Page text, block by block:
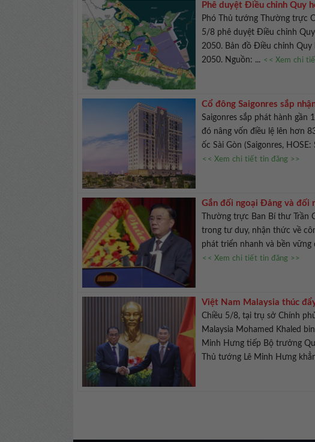
Phê duyệt Điều chỉnh Quy
Phó Thủ tướng Thường trực
5/8 phê duyệt Điều chỉnh
2050. Bản đồ Điều chỉnh Quy
2050. Nguồn: ... << Xem chi
Cổ đông Saigonres sắp
Saigonres sắp phát hành
đó nâng vốn điều lệ lên hơn
ốc Sài Gòn (Saigonres,
<< Xem chi tiết tin đăng >>
Gắn đối ngoại Đảng và đối
vững
Thường trực Ban Bí thư Trần
trong tư duy, nhận thức về
phát triển nhanh và bền
<< Xem chi tiết tin đăng >>
Việt Nam Malaysia thúc
Chiều 5/8, tại trụ sở Chính
Malaysia Mohamed Khaled
Minh Hưng tiếp Bộ trưởng
Thủ tướng Lê Minh Hưng